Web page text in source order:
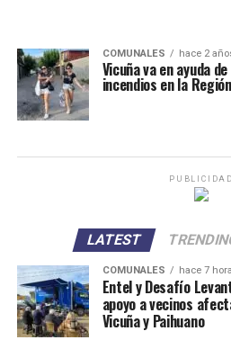
COMUNALES hace 2
Vicuña va en ayuda
incendios en la
PUBLICIDAD
LATEST
COMUNALES hace 7
Entel y Desafío
apoyo a vecinos
Vicuña y Paihuano